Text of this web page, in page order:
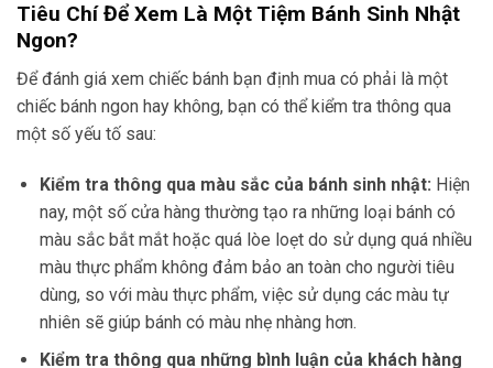
Tiêu Chí Để Xem Là Một Tiệm Bánh Sinh Nhật
Ngon?
Để đánh giá xem chiếc bánh bạn định mua có phải là một
chiếc bánh ngon hay không, bạn có thể kiểm tra thông qua
một số yếu tố sau:
Kiểm tra thông qua màu sắc của bánh sinh nhật: Hiện
nay, một số cửa hàng thường tạo ra những loại bánh có
màu sắc bắt mắt hoặc quá lòe loẹt do sử dụng quá nhiều
màu thực phẩm không đảm bảo an toàn cho người tiêu
dùng, so với màu thực phẩm, việc sử dụng các màu tự
nhiên sẽ giúp bánh có màu nhẹ nhàng hơn.
Kiểm tra thông qua những bình luận của khách hàng